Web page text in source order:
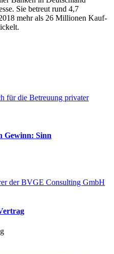
Sie betreut rund 4,7
mehr als 26 Millionen Kauf-
Gewinn: Sinn